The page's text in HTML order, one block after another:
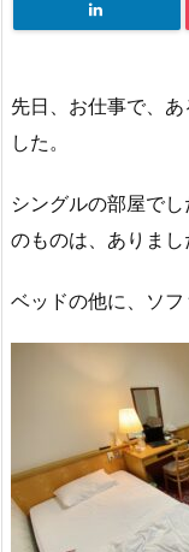
先日、お仕事で、
した。
シングルの部屋で
のものは、ありまし
ベッドの他に、ソフ